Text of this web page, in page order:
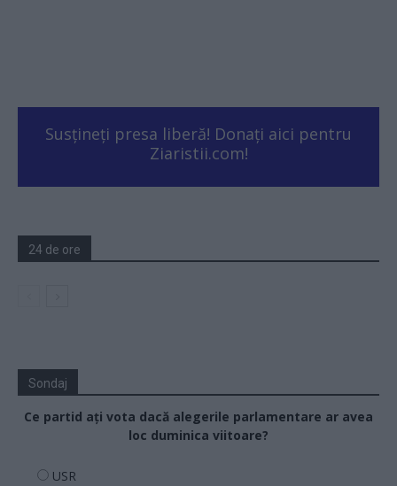
Susțineți presa liberă! Donați aici pentru
Ziaristii.com!
24 de ore
Sondaj
Ce partid ați vota dacă alegerile parlamentare ar avea
loc duminica viitoare?
USR